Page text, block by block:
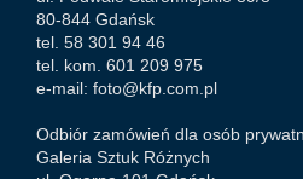
80-844 Gdańsk
tel. 58 301 94 46
tel. kom. 601 209 975
e-mail: foto@kfp.com.pl
Odbiór zamówień dla osób
Galeria Sztuk Różnych